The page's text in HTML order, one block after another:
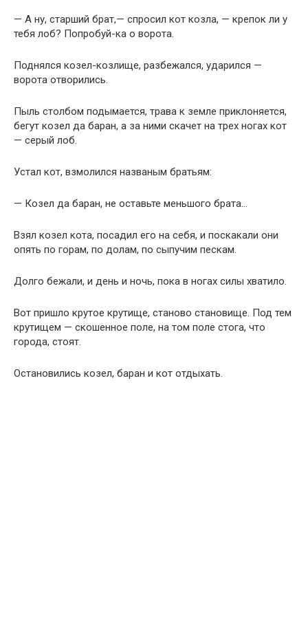
— А ну, старший брат,— спросил кот козла, — крепок ли у
тебя лоб? Попробуй-ка о ворота.
Поднялся козел-козлище, разбежался, ударился —
ворота отворились.
Пыль столбом подымается, трава к земле приклоняется,
бегут козел да баран, а за ними скачет на трех ногах кот
— серый лоб.
Устал кот, взмолился названым братьям:
— Козел да баран, не оставьте меньшого брата…
Взял козел кота, посадил его на себя, и поскакали они
опять по горам, по долам, по сыпучим пескам.
Долго бежали, и день и ночь, пока в ногах силы хватило.
Вот пришло крутое крутище, станово становище. Под тем
крутищем — скошенное поле, на том поле стога, что
города, стоят.
Остановились козел, баран и кот отдыхать.